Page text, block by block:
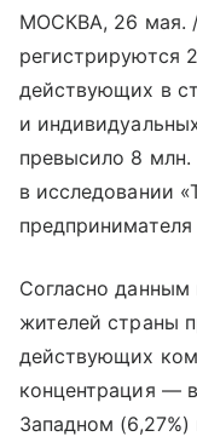
МОСКВА, 26 мая.
регистрируются
действующих в
и
превысило 8
в исследовании
Согласно данным
жителей страны
действующих
концентрация —
Западном